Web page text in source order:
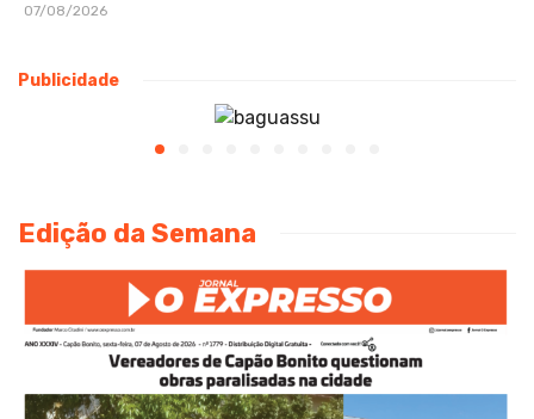
07/08/2026
Publicidade
Edição da Semana